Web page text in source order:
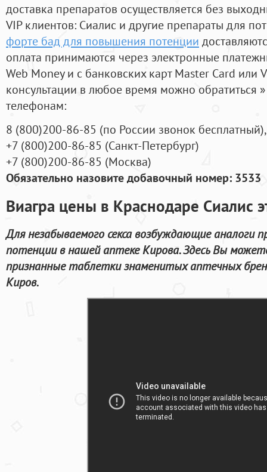
доставка препаратов осуществляется без
VIP клиентов: Сиалис и другие препараты для
форте бад для повышения потенции
оплата принимаются через электронные
Web Money и с банковских карт Master Card или
консультации в любое время можно обратиться
телефонам:
8 (800)200-86-85 (по России звонок бесплатный),
+7 (800)200-86-85 (Санкт-Петербург)
+7 (800)200-86-85 (Москва)
Обязательно назовите добавочный номер: 3533
Виагра цены в Краснодаре Сиалис
Для незабываемого секса возбуждающие аналоги
потенции в нашей аптеке Кирова. Здесь Вы
признанные таблетки знаменитых аптечных
Киров.